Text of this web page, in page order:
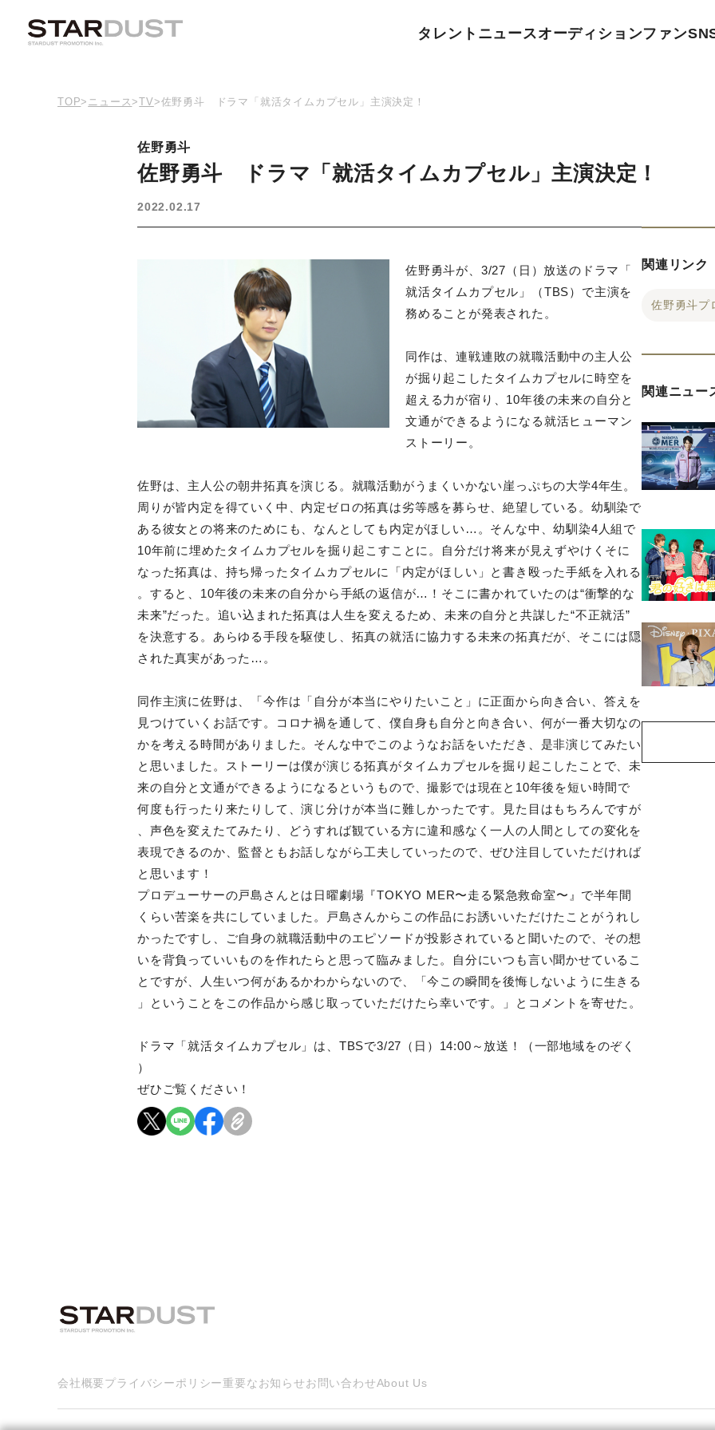
タレント ニュースオーディションファン
TOP> ニュース>TV>佐野勇斗 ドラマ「就活タイムカプセル」主演決定！
佐野勇斗
佐野勇斗 ドラマ「就活タイムカプセル」主演決定！
2022.02.17
佐野勇斗が、3/27（日）放送のドラマ「
就活タイムカプセル」（TBS）で主演を
務めることが発表された。
同作は、連戦連敗の就職活動中の主人公
が掘り起こしたタイムカプセルに時空を
超える力が宿り、10年後の未来の自分と
文通ができるようになる就活ヒューマン
ストーリー。
佐野は、主人公の朝井拓真を演じる。就職活動がうまくいかない崖っぷちの大学4年生。
周りが皆内定を得ていく中、内定ゼロの拓真は劣等感を募らせ、絶望している。幼馴染で
ある彼女との将来のためにも、なんとしても内定がほしい…。そんな中、幼馴染4人組で
10年前に埋めたタイムカプセルを掘り起こすことに。自分だけ将来が見えずやけくそに
なった拓真は、持ち帰ったタイムカプセルに「内定がほしい」と書き殴った手紙を入れる
。すると、10年後の未来の自分から手紙の返信が…！そこに書かれていたのは“衝撃的な
未来”だった。追い込まれた拓真は人生を変えるため、未来の自分と共謀した“不正就活”
を決意する。あらゆる手段を駆使し、拓真の就活に協力する未来の拓真だが、そこには隠
された真実があった…。
同作主演に佐野は、「今作は「自分が本当にやりたいこと」に正面から向き合い、答えを
見つけていくお話です。コロナ禍を通して、僕自身も自分と向き合い、何が一番大切なの
かを考える時間がありました。そんな中でこのようなお話をいただき、是非演じてみたい
と思いました。ストーリーは僕が演じる拓真がタイムカプセルを掘り起こしたことで、未
来の自分と文通ができるようになるというもので、撮影では現在と10年後を短い時間で
何度も行ったり来たりして、演じ分けが本当に難しかったです。見た目はもちろんですが
、声色を変えたてみたり、どうすれば観ている方に違和感なく一人の人間としての変化を
表現できるのか、監督ともお話しながら工夫していったので、ぜひ注目していただければ
と思います！
プロデューサーの戸島さんとは日曜劇場『TOKYO MER〜走る緊急救命室〜』で半年間
くらい苦楽を共にしていました。戸島さんからこの作品にお誘いいただけたことがうれし
かったですし、ご自身の就職活動中のエピソードが投影されていると聞いたので、その想
いを背負っていいものを作れたらと思って臨みました。自分にいつも言い聞かせているこ
とですが、人生いつ何があるかわからないので、「今この瞬間を後悔しないように生きる
」ということをこの作品から感じ取っていただけたら幸いです。」とコメントを寄せた。
ドラマ「就活タイムカプセル」は、TBSで3/27（日）14:00～放送！（一部地域をのぞく
）
ぜひご覧ください！
関連リンク
佐野勇斗プ
関連ニュー
会社概要プライバシーポリシー重要なお知らせ お問い合わせAbout Us